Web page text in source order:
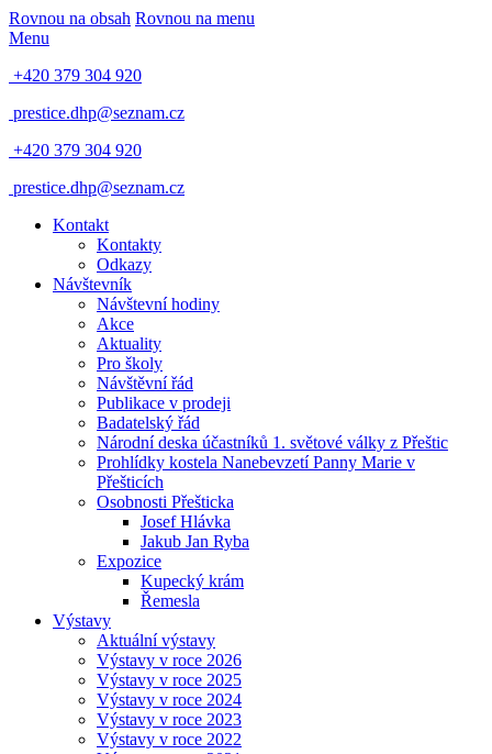
Rovnou na obsah Rovnou na menu
Menu
+420 379 304 920
prestice.dhp@seznam.cz
+420 379 304 920
prestice.dhp@seznam.cz
Kontakt
Kontakty
Odkazy
Návštevník
Návštevní hodiny
Akce
Aktuality
Pro školy
Návštěvní řád
Publikace v prodeji
Badatelský řád
Národní deska účastníků 1. světové války z Přeštic
Prohlídky kostela Nanebevzetí Panny Marie v
Přešticích
Osobnosti Přešticka
Josef Hlávka
Jakub Jan Ryba
Expozice
Kupecký krám
Řemesla
Výstavy
Aktuální výstavy
Výstavy v roce 2026
Výstavy v roce 2025
Výstavy v roce 2024
Výstavy v roce 2023
Výstavy v roce 2022